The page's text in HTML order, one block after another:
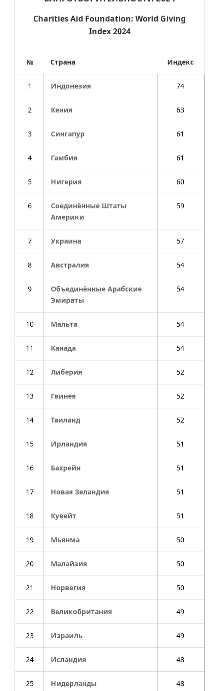
Charities Aid Foundation: World Giving
Index 2024
№ Страна Индекс
1 Индонезия 74
2 Кения 63
3 Сингапур 61
4 Гамбия 61
5 Нигерия 60
6
Соединённые Штаты
Америки
59
7 Украина 57
8 Австралия 54
9
Объединённые Арабские
Эмираты
54
10 Мальта 54
11 Канада 54
12 Либерия 52
13 Гвинея 52
14 Таиланд 52
15 Ирландия 51
16 Бахрейн 51
17 Новая Зеландия 51
18 Кувейт 51
19 Мьянма 50
20 Малайзия 50
21 Норвегия 50
22 Великобритания 49
23 Израиль 49
24 Исландия 48
25 Нидерланды 48